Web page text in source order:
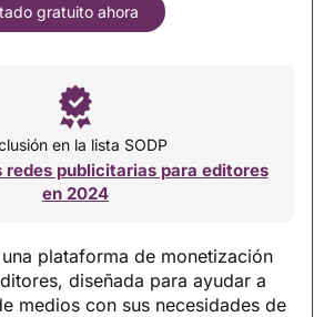
gratuito ahora
en la lista SODP
redes publicitarias para editores
en 2024
plataforma de monetización
diseñada para ayudar a
medios con sus necesidades de